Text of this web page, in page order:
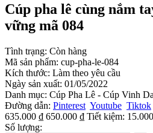
Cúp pha lê cùng nắm
vững mã 084
Tình trạng: Còn hàng
Mã sản phẩm: cup-pha-le-084
Kích thước: Làm theo yêu cầu
Ngày sản xuất: 01/05/2022
Danh mục: Cúp Pha Lê - Cúp Vinh
Đường dẫn: Pinterest Youtube Tiktok
635.000 ₫ 650.000 ₫ Tiết kiệm:
Số lượng: